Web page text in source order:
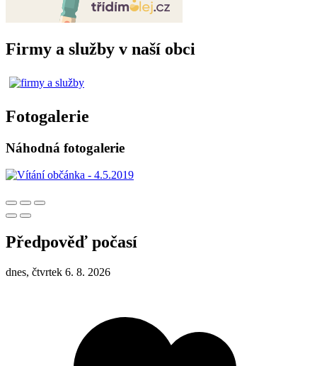
Firmy a služby v naší obci
Fotogalerie
Náhodná fotogalerie
Předpověď počasí
dnes, čtvrtek 6. 8. 2026